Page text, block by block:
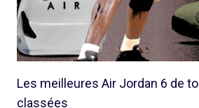
Les meilleures Air Jordan 6 de
classées